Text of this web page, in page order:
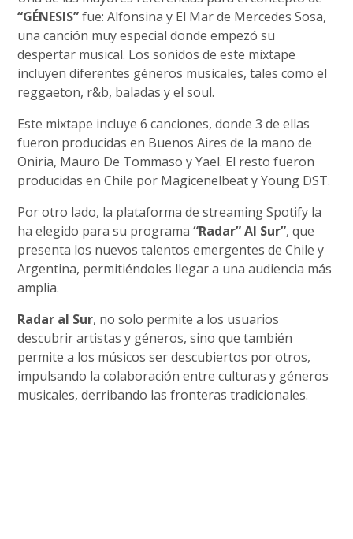
“GÉNESIS”fue: Alfonsina y El Mar de Mercedes Sosa,
una canción muy especial donde empezó su
despertar musical. Los sonidos de este mixtape
incluyen diferentes géneros musicales, tales como el
reggaeton, r&b, baladas y el soul.
Este mixtape incluye 6 canciones, donde 3 de ellas
fueron producidas en Buenos Aires de la mano de
Oniria, Mauro De Tommaso y Yael. El resto fueron
producidas en Chile por Magicenelbeat y Young DST.
Por otro lado, la plataforma de streaming Spotify la
ha elegido para su programa“Radar” Al Sur”, que
presenta los nuevos talentos emergentes de Chile y
Argentina, permitiéndoles llegar a una audiencia más
amplia.
Radar al Sur, no solo permite a los usuarios
descubrir artistas y géneros, sino que también
permite a los músicos ser descubiertos por otros,
impulsando la colaboración entre culturas y géneros
musicales, derribando las fronteras tradicionales.